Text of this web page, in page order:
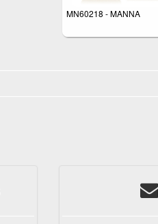
MN60218 - MANNA